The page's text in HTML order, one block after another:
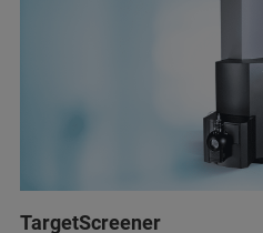
TargetScreener